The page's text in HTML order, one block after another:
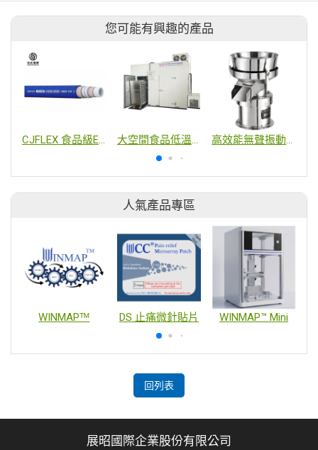
您可能有興趣的產品
CJFLEX 食品級EPDM橡膠鋼絲管 大空間食品低溫冷風乾燥機 高效能無聲振動篩分過濾機
人氣產品專區
WINMAPᵀᴹ DS 止痛微針貼片 WINMAP™ Mini
回列表
展昭國際企業股份有限公司